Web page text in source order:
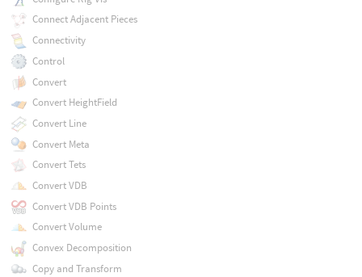
Connect Adjacent Pieces
Connectivity
Control
Convert
Convert HeightField
Convert Line
Convert Meta
Convert Tets
Convert VDB
Convert VDB Points
Convert Volume
Convex Decomposition
Copy and Transform